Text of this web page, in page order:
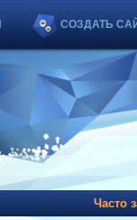
СОЗДАТЬ
Часто